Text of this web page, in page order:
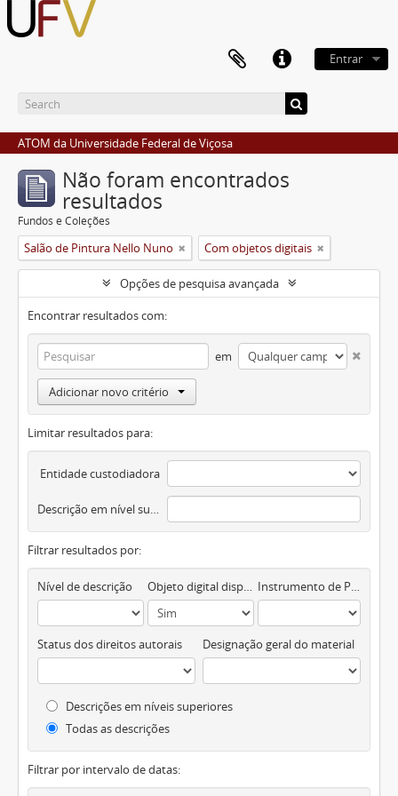
Entrar
ATOM da Universidade Federal de Viçosa
Não foram encontrados
resultados
Fundos e Coleções
Salão de Pintura Nello Nuno Com objetos digitais
Opções de pesquisa avançada
Encontrar resultados com:
em
Adicionar novo critério
Limitar resultados para:
Entidade custodiadora
Descrição em nível superior
Filtrar resultados por:
Nível de descrição Objeto digital disponível Instrumento de Pesquisa
Status dos direitos autorais Designação geral do material
Descrições em níveis superiores
Todas as descrições
Filtrar por intervalo de datas: